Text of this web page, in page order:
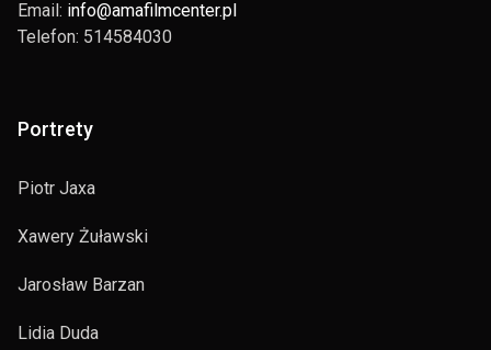
Email: info@amafilmcenter.pl
Telefon: 514584030
Portrety
Piotr Jaxa
Xawery Żuławski
Jarosław Barzan
Lidia Duda